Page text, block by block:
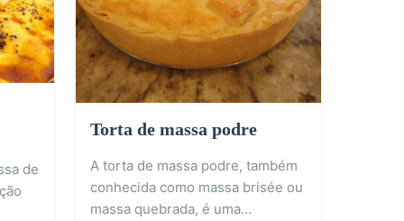
⏱️ 1 hora e 10 minutos 👥 10 porções
de
Torta de massa podre
A torta de massa podre, também
conhecida como massa brisée ou
massa quebrada, é uma…